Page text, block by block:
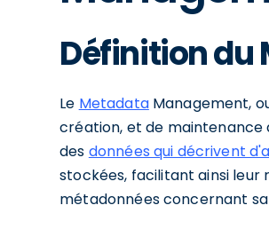
Définition du
Le MetadataManagement,
création, et de maintenance
des données qui décrivent
stockées, facilitant ainsi leur
métadonnées concernant